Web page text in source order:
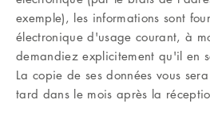
exemple), les informations sont
électronique d'usage courant, à
demandiez explicitement qu'il en
La copie de ses données vous
tard dans le mois après la